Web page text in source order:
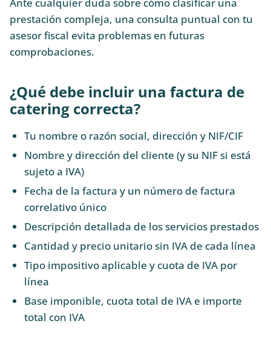
prestación compleja, una consulta puntual con tu
asesor fiscal evita problemas en futuras
comprobaciones.
¿Qué debe incluir una factura de
catering correcta?
Tu nombre o razón social, dirección y NIF/CIF
Nombre y dirección del cliente (y su NIF si está
sujeto a IVA)
Fecha de la factura y un número de factura
correlativo único
Descripción detallada de los servicios prestados
Cantidad y precio unitario sin IVA de cada línea
Tipo impositivo aplicable y cuota de IVA por
línea
Base imponible, cuota total de IVA e importe
total con IVA